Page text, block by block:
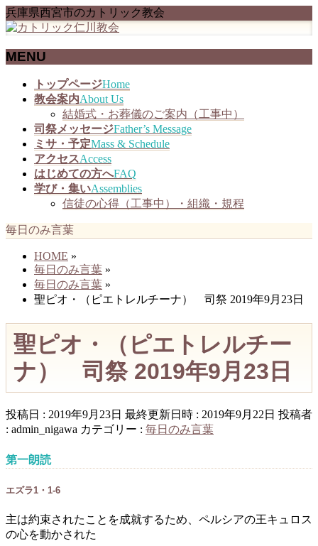
兵庫県西宮市のカトリック教会
MENU
トップページHome
教会案内About Us
結婚式・お葬儀のご案内（工事中）
司祭メッセージFather’s Message
ミサ・予定Mass & Schedule
アクセスAccess
はじめての方へFAQ
学び・集いAssemblies
信徒の心得（工事中）・組織・規程
毎日のみ言葉
HOME »
毎日のみ言葉 »
毎日のみ言葉 »
聖ピオ・（ピエトレルチーナ） 司祭 2019年9月23日
聖ピオ・（ピエトレルチー
ナ） 司祭 2019年9月23日
投稿日 : 2019年9月23日 最終更新日時 : 2019年9月22日 投稿者
: admin_nigawa カテゴリー : 毎日のみ言葉
第一朗読
エズラ1・1-6
主は約束されたことを成就するため、ペルシアの王キュロス
の心を動かされた